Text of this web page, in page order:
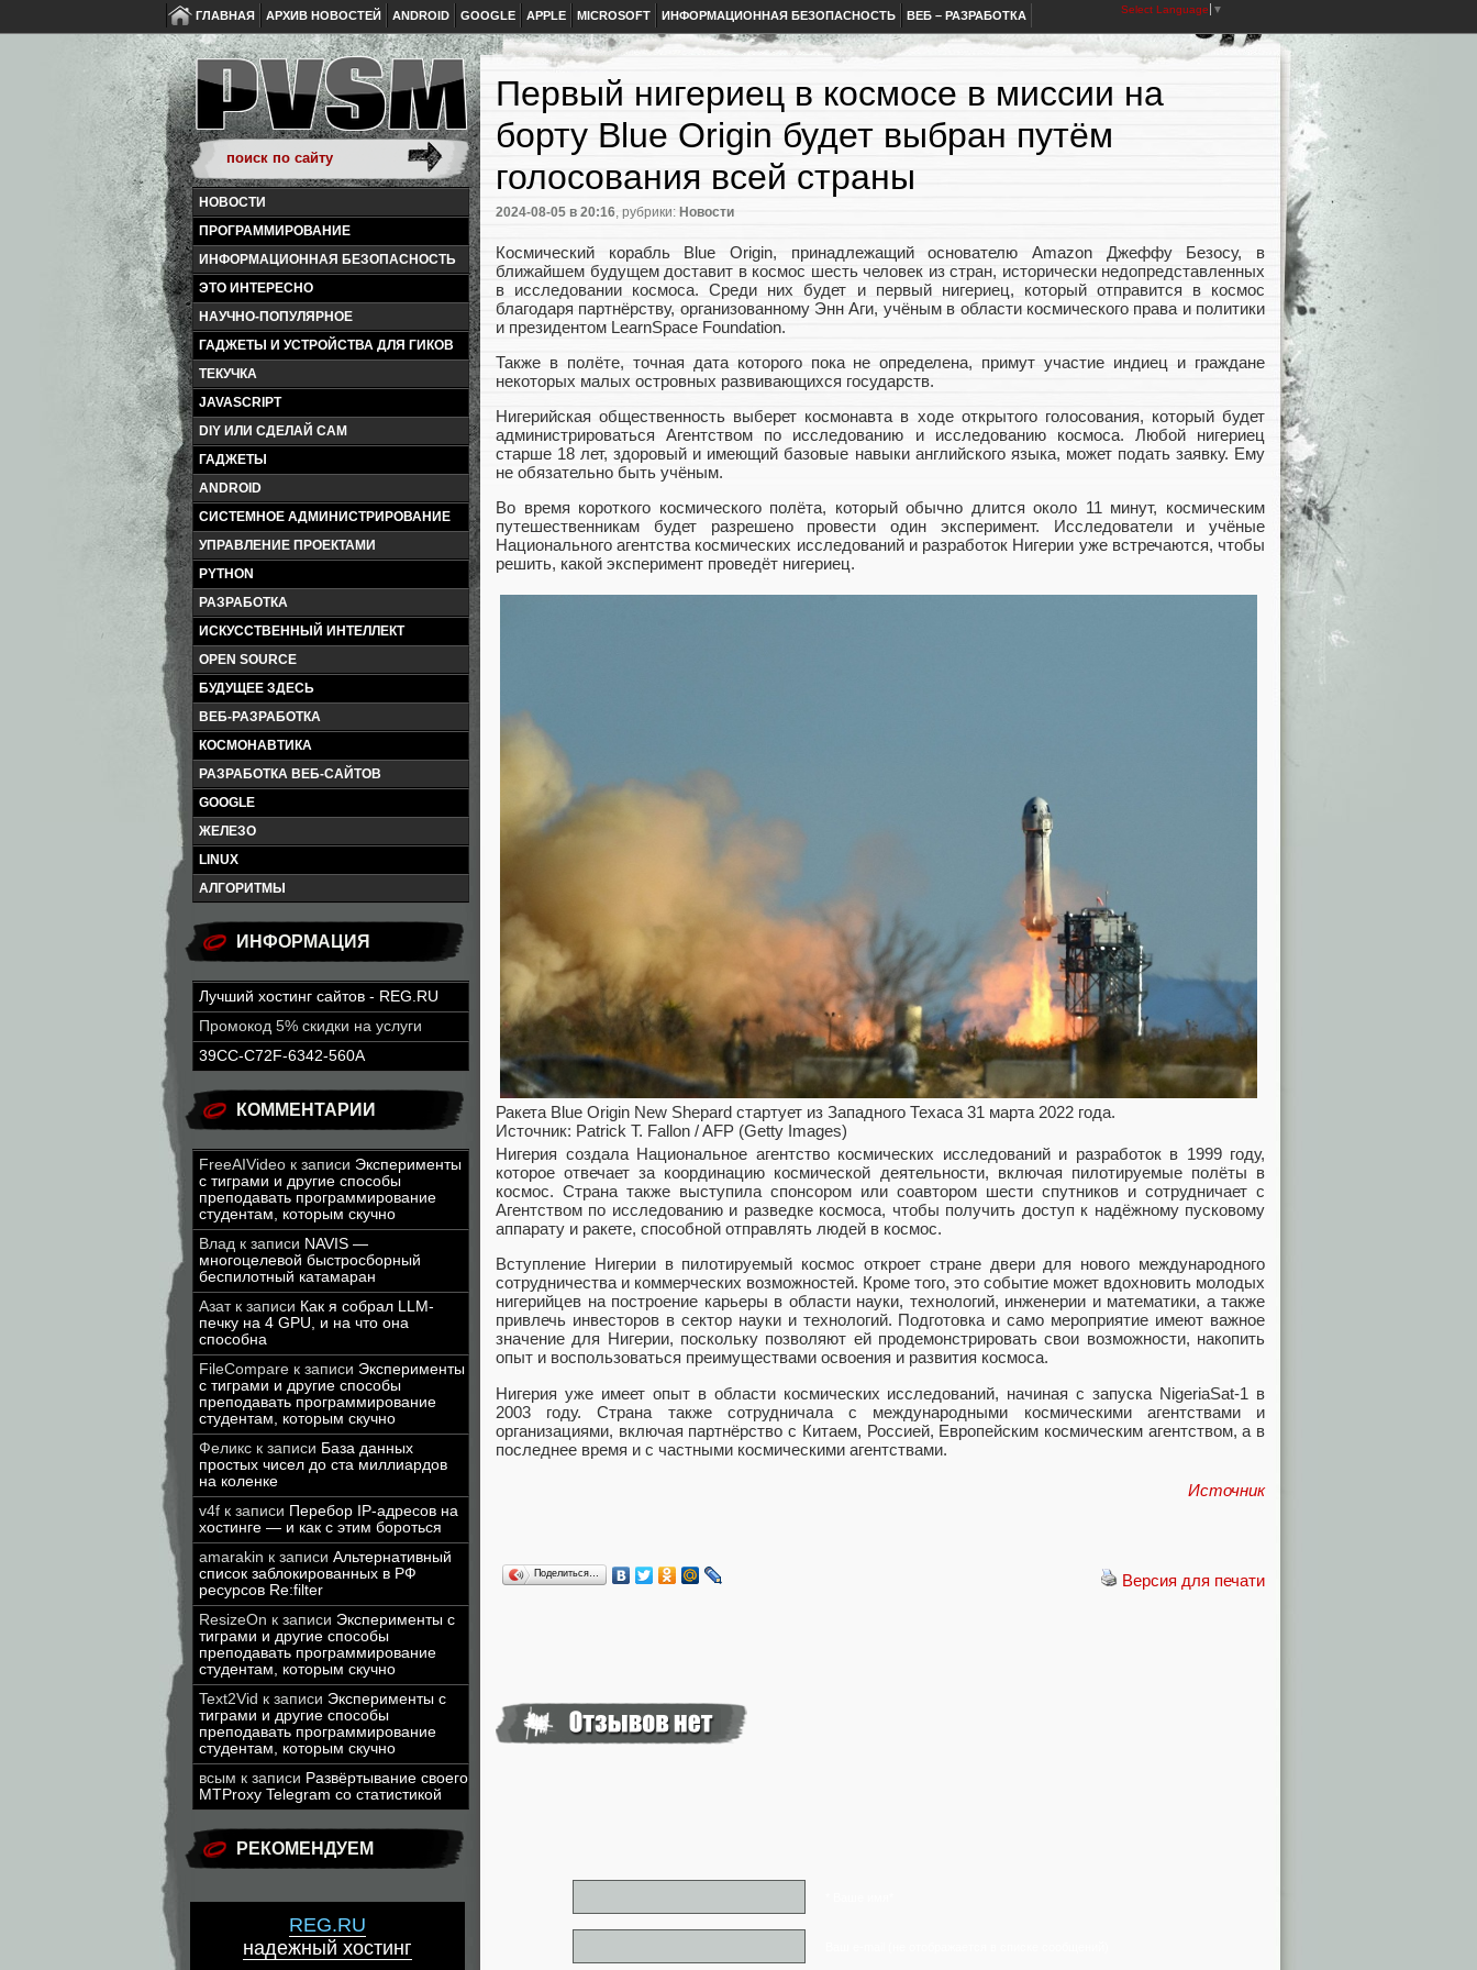
ГЛАВНАЯ АРХИВ НОВОСТЕЙ ANDROID GOOGLE APPLE MICROSOFT ИНФОРМАЦИОННАЯ БЕЗОПАСНОСТЬ ВЕБ – РАЗРАБОТКА Select Language ▼
НОВОСТИ
ПРОГРАММИРОВАНИЕ
ИНФОРМАЦИОННАЯ БЕЗОПАСНОСТЬ
ЭТО ИНТЕРЕСНО
НАУЧНО-ПОПУЛЯРНОЕ
ГАДЖЕТЫ И УСТРОЙСТВА ДЛЯ ГИКОВ
ТЕКУЧКА
JAVASCRIPT
DIY ИЛИ СДЕЛАЙ САМ
ГАДЖЕТЫ
ANDROID
СИСТЕМНОЕ АДМИНИСТРИРОВАНИЕ
УПРАВЛЕНИЕ ПРОЕКТАМИ
PYTHON
РАЗРАБОТКА
ИСКУССТВЕННЫЙ ИНТЕЛЛЕКТ
OPEN SOURCE
БУДУЩЕЕ ЗДЕСЬ
ВЕБ-РАЗРАБОТКА
КОСМОНАВТИКА
РАЗРАБОТКА ВЕБ-САЙТОВ
GOOGLE
ЖЕЛЕЗО
LINUX
АЛГОРИТМЫ
ИНФОРМАЦИЯ
Лучший хостинг сайтов - REG.RU
Промокод 5% скидки на услуги
39CC-C72F-6342-560A
КОММЕНТАРИИ
FreeAIVideo к записи Эксперименты
с тиграми и другие способы
преподавать программирование
студентам, которым скучно
Влад к записи NAVIS —
многоцелевой быстросборный
беспилотный катамаран
Азатк записи Как я собрал LLM-
печку на 4 GPU, и на что она
способна
FileCompare к записи Эксперименты
с тиграми и другие способы
преподавать программирование
студентам, которым скучно
Феликс к записи База данных
простых чисел до ста миллиардов
на коленке
v4f к записи Перебор IP-адресов на
хостинге — и как с этим бороться
amarakin к записи Альтернативный
список заблокированных в РФ
ресурсов Re:filter
ResizeOn к записи Эксперименты с
тиграми и другие способы
преподавать программирование
студентам, которым скучно
Text2Vid к записи Эксперименты с
тиграми и другие способы
преподавать программирование
студентам, которым скучно
всым к записи Развёртывание своего
MTProxy Telegram со статистикой
РЕКОМЕНДУЕМ
REG.RU
надежный хостинг
Первый нигериец в космосе в миссии на
борту Blue Origin будет выбран путём
голосования всей страны
2024-08-05 в 20:16, рубрики: Новости
Космический корабль Blue Origin, принадлежащий основателю Amazon Джеффу Безосу, в
ближайшем будущем доставит в космос шесть человек из стран, исторически недопредставленных
в исследовании космоса. Среди них будет и первый нигериец, который отправится в космос
благодаря партнёрству, организованному Энн Аги, учёным в области космического права и политики
и президентом LearnSpace Foundation.
Также в полёте, точная дата которого пока не определена, примут участие индиец и граждане
некоторых малых островных развивающихся государств.
Нигерийская общественность выберет космонавта в ходе открытого голосования, который будет
администрироваться Агентством по исследованию и исследованию космоса. Любой нигериец
старше 18 лет, здоровый и имеющий базовые навыки английского языка, может подать заявку. Ему
не обязательно быть учёным.
Во время короткого космического полёта, который обычно длится около 11 минут, космическим
путешественникам будет разрешено провести один эксперимент. Исследователи и учёные
Национального агентства космических исследований и разработок Нигерии уже встречаются, чтобы
решить, какой эксперимент проведёт нигериец.
Ракета Blue Origin New Shepard стартует из Западного Техаса 31 марта 2022 года.
Источник: Patrick T. Fallon / AFP (Getty Images)
Нигерия создала Национальное агентство космических исследований и разработок в 1999 году,
которое отвечает за координацию космической деятельности, включая пилотируемые полёты в
космос. Страна также выступила спонсором или соавтором шести спутников и сотрудничает с
Агентством по исследованию и разведке космоса, чтобы получить доступ к надёжному пусковому
аппарату и ракете, способной отправлять людей в космос.
Вступление Нигерии в пилотируемый космос откроет стране двери для нового международного
сотрудничества и коммерческих возможностей. Кроме того, это событие может вдохновить молодых
нигерийцев на построение карьеры в области науки, технологий, инженерии и математики, а также
привлечь инвесторов в сектор науки и технологий. Подготовка и само мероприятие имеют важное
значение для Нигерии, поскольку позволяют ей продемонстрировать свои возможности, накопить
опыт и воспользоваться преимуществами освоения и развития космоса.
Нигерия уже имеет опыт в области космических исследований, начиная с запуска NigeriaSat-1 в
2003 году. Страна также сотрудничала с международными космическими агентствами и
организациями, включая партнёрство с Китаем, Россией, Европейским космическим агентством, а в
последнее время и с частными космическими агентствами.
Источник
Версия для печати
Поделиться…